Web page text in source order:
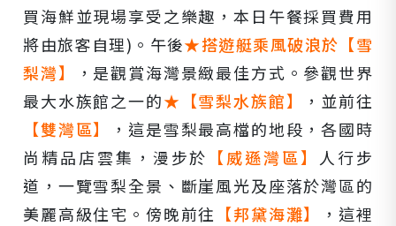
買海鮮並現場享受之樂趣，本日午餐採買費用
將由旅客自理)。午後★搭遊艇乘風破浪於【雪
梨灣】
，是觀賞海灣景緻最佳方式。參觀世界
最大水族館之一的★【雪梨水族館】
，並前往
【雙灣區】
，這是雪梨最高檔的地段，各國時
尚精品店雲集，漫步於 【威遜灣區】
人行步
道，一覽雪梨全景、斷崖風光及座落於灣區的
美麗高級住宅。傍晚前往 【邦黛海灘】
，這裡